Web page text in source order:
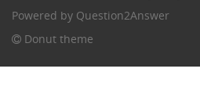
Powered by Question2Answer
Donut theme